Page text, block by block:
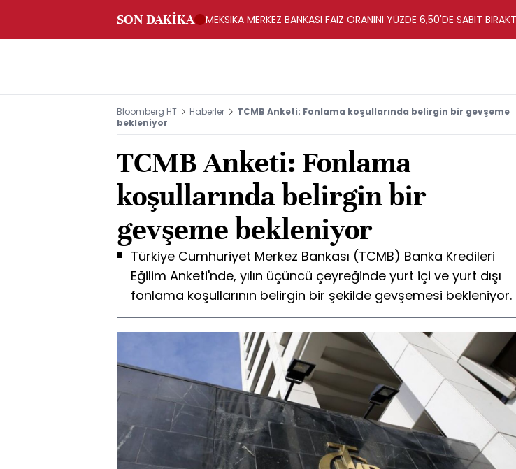
SON DAKİKA MEKSİKA MERKEZ BANKASI FAİZ ORANINI YÜZDE 6,50'DE SABİT
Bloomberg HT Haberler
TCMB Anketi: Fonlama koşullarında belirgin bir gevşeme
bekleniyor
TCMB Anketi: Fonlama
koşullarında belirgin bir
gevşeme bekleniyor
Türkiye Cumhuriyet Merkez Bankası (TCMB) Banka Kredileri
Eğilim Anketi'nde, yılın üçüncü çeyreğinde yurt içi ve yurt dışı
fonlama koşullarının belirgin bir şekilde gevşemesi bekleniyor.